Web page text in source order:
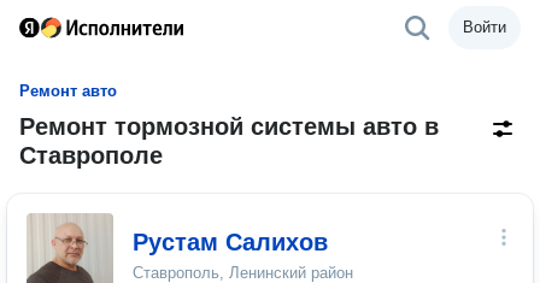
Войти
Ремонт авто
Ремонт тормозной системы авто в
Ставрополе
Рустам Салихов
Ставрополь, Ленинский район